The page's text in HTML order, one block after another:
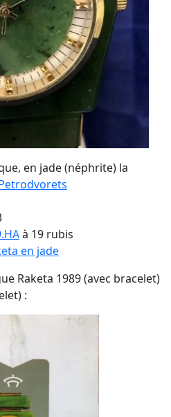
en jade (néphrite) la
à 19 rubis
en jade
Raketa 1989 (avec bracelet)
: